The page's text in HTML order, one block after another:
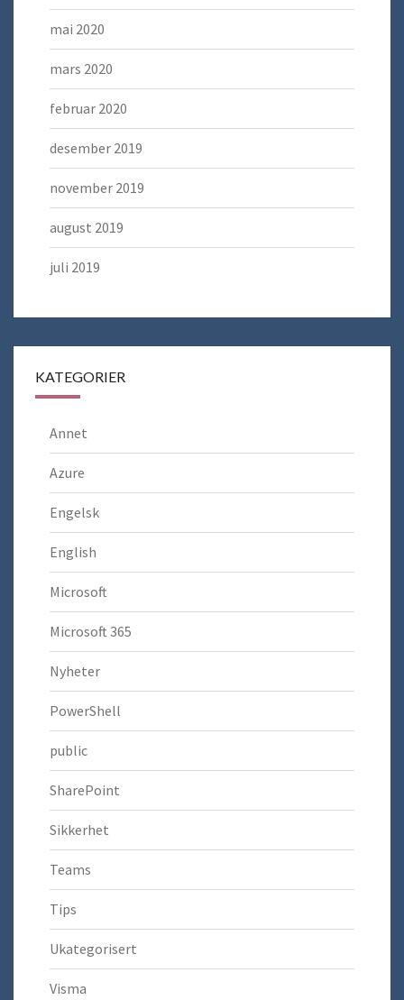
mai 2020
mars 2020
februar 2020
desember 2019
november 2019
august 2019
juli 2019
KATEGORIER
Annet
Azure
Engelsk
English
Microsoft
Microsoft 365
Nyheter
PowerShell
public
SharePoint
Sikkerhet
Teams
Tips
Ukategorisert
Visma